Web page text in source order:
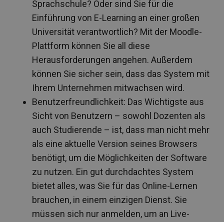
Sprachschule? Oder sind Sie für die
Einführung von E-Learning an einer großen
Universität verantwortlich? Mit der Moodle-
Plattform können Sie all diese
Herausforderungen angehen. Außerdem
können Sie sicher sein, dass das System mit
Ihrem Unternehmen mitwachsen wird.
Benutzerfreundlichkeit: Das Wichtigste aus
Sicht von Benutzern – sowohl Dozenten als
auch Studierende – ist, dass man nicht mehr
als eine aktuelle Version seines Browsers
benötigt, um die Möglichkeiten der Software
zu nutzen. Ein gut durchdachtes System
bietet alles, was Sie für das Online-Lernen
brauchen, in einem einzigen Dienst. Sie
müssen sich nur anmelden, um an Live-